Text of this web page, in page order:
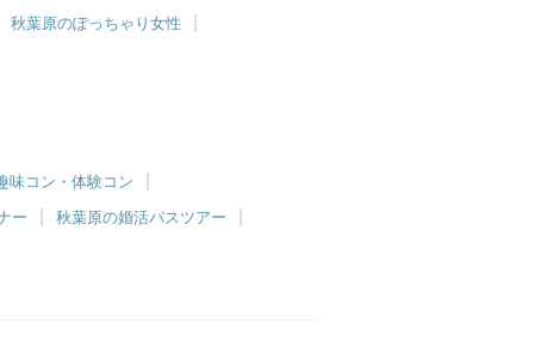
秋葉原のぽっちゃり女性
味コン・体験コン
ー
秋葉原の婚活バスツアー